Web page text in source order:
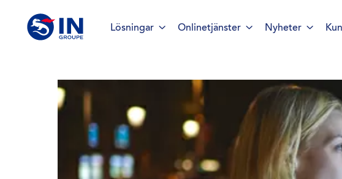
Lösningar Onlinetjänster Nyheter